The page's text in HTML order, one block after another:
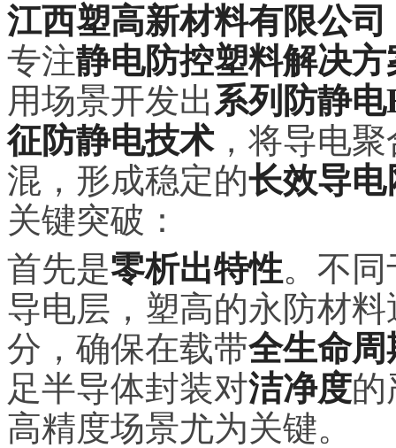
江西塑高新材料有限公司
专注静电防控塑料解决方
用场景开发出系列防静
征防静电技术，将导电聚
混，形成稳定的长效导电
关键突破：
首先是零析出特性。不
导电层，塑高的永防材
分，确保在载带全生命周
足半导体封装对洁净度的
高精度场景尤为关键。